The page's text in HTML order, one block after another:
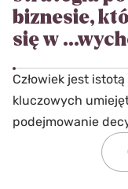
biznesie,
się w
Człowiek jest
kluczowych
podejmowanie